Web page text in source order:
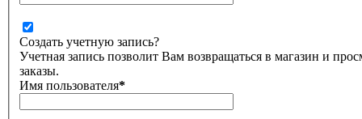
Создать учетную запись?
Учетная запись позволит Вам возвращаться в магазин и
заказы.
Имя пользователя*